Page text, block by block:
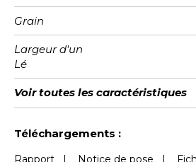
Grain
Largeur d'un
Lé
Hauteur
Largeur
Totale
Raccord
Nombre de
lés
Poids g/m²
Entretien
Pose colle
Dépose
Norme COV
Norme
euroclass
Voir toutes les caractéristiques
Téléchargements :
Rapport | Notice de pose |